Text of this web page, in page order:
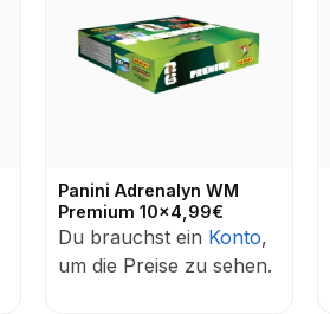
Panini Adrenalyn WM
Premium 10x4,99€
Du brauchst ein Konto,
um die Preise zu sehen.